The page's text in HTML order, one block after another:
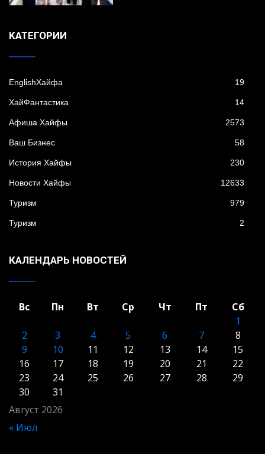
KАТЕГОРИИ
EnglishХайфа 19
XайФантастика 14
Афиша Хайфы 2573
Ваш Бизнес 58
История Хайфы 230
Новости Хайфы 12633
Туризм 979
Туризм 2
КАЛЕНДАРЬ НОВОСТЕЙ
Август 2026
Вс Пн Вт Ср Чт Пт
Сб
1
2
3 4 5 6 7
8
9
10 11 12 13 14
15
16
17 18 19 20 21
22
23
24 25 26 27 28
29
30
31
« Июл